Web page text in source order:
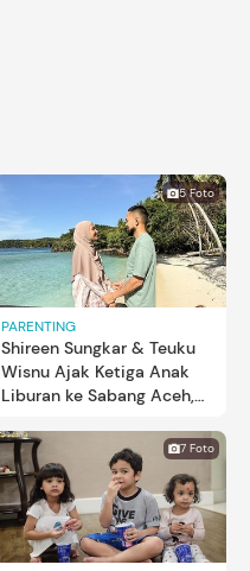
5 Foto
PARENTING
Shireen Sungkar & Teuku
Wisnu Ajak Ketiga Anak
Liburan ke Sabang Aceh,
Lumba
7 Foto